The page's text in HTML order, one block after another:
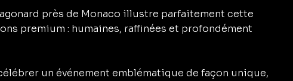
près de Monaco illustre parfaitement cette
premium : humaines, raffinées et profondément
un événement emblématique de façon unique,